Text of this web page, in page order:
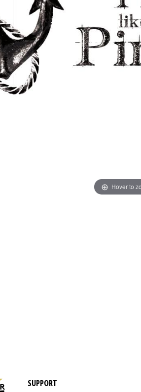
Hover to
SUPPORT